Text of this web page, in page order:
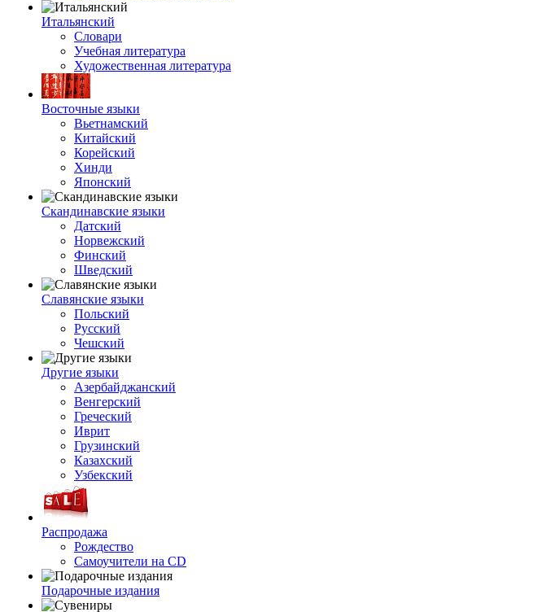
Итальянский
Словари
Учебная литература
Художественная литература
Восточные языки
Вьетнамский
Китайский
Корейский
Хинди
Японский
Скандинавские языки
Датский
Норвежский
Финский
Шведский
Славянские языки
Польский
Русский
Чешский
Другие языки
Азербайджанский
Венгерский
Греческий
Иврит
Грузинский
Казахский
Узбекский
Распродажа
Рождество
Самоучители на CD
Подарочные издания